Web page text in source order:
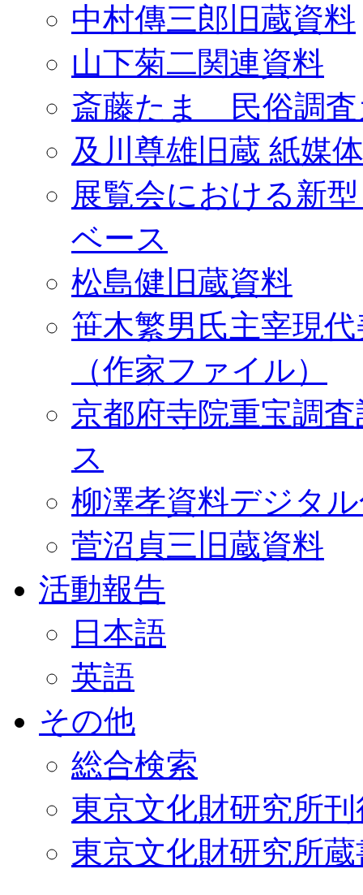
中村傳三郎旧蔵資料
山下菊二関連資料
斎藤たま 民俗調査
及川尊雄旧蔵 紙媒
展覧会における新
ベース
松島健旧蔵資料
笹木繁男氏主宰現
（作家ファイル）
京都府寺院重宝調
ス
柳澤孝資料デジタ
菅沼貞三旧蔵資料
活動報告
日本語
英語
その他
総合検索
東京文化財研究所
東京文化財研究所